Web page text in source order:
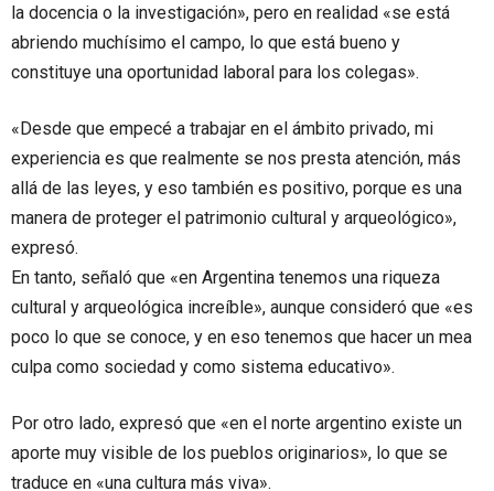
la docencia o la investigación», pero en realidad «se está
abriendo muchísimo el campo, lo que está bueno y
constituye una oportunidad laboral para los colegas».
«Desde que empecé a trabajar en el ámbito privado, mi
experiencia es que realmente se nos presta atención, más
allá de las leyes, y eso también es positivo, porque es una
manera de proteger el patrimonio cultural y arqueológico»,
expresó.
En tanto, señaló que «en Argentina tenemos una riqueza
cultural y arqueológica increíble», aunque consideró que «es
poco lo que se conoce, y en eso tenemos que hacer un mea
culpa como sociedad y como sistema educativo».
Por otro lado, expresó que «en el norte argentino existe un
aporte muy visible de los pueblos originarios», lo que se
traduce en «una cultura más viva».